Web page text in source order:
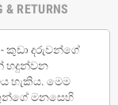
& RETURNS
කුඩා දරුවන්ගේ
හදුන්වන
හැකිය. මෙම
මනසෙහි